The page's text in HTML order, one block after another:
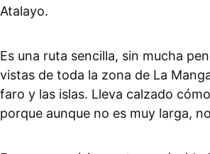
Atalayo.
Es una ruta sencilla, sin mucha
vistas de toda la zona de La
faro y las islas. Lleva calzado
porque aunque no es muy larga,